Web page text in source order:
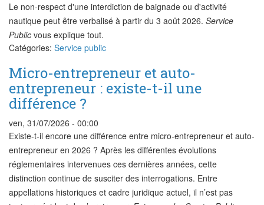
Le non-respect d'une interdiction de baignade ou d'activité
nautique peut être verbalisé à partir du 3 août 2026. Service
Public vous explique tout.
Catégories: Service public
Micro-entrepreneur et auto-
entrepreneur : existe-t-il une
différence ?
ven, 31/07/2026 - 00:00
Existe-t-il encore une différence entre micro-entrepreneur et auto-
entrepreneur en 2026 ? Après les différentes évolutions
réglementaires intervenues ces dernières années, cette
distinction continue de susciter des interrogations. Entre
appellations historiques et cadre juridique actuel, il n’est pas